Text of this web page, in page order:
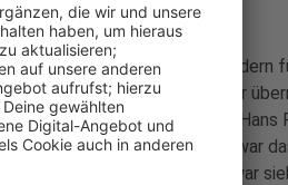
den Ausschussmitgliedern
könne der Stellvertreter
des Naturschutzbeirates, Hans
Grund dafür, war
im Kreistag. An dem Plan war